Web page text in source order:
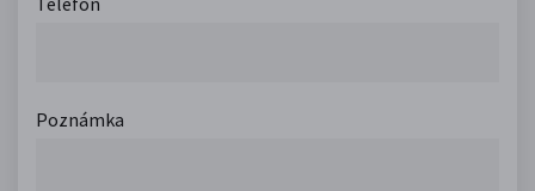
Poznámka